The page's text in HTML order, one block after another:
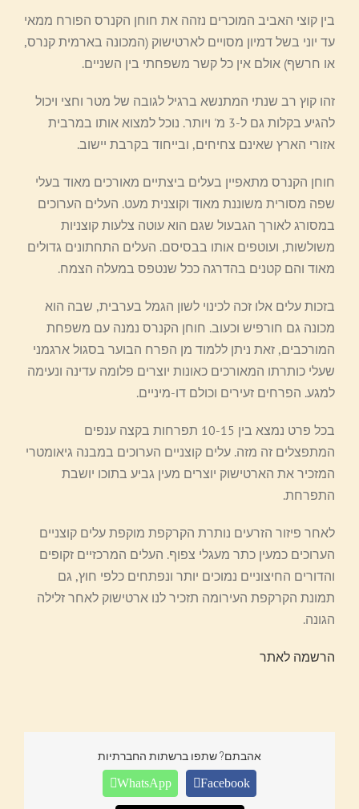
מוגדלת
בין קוצי האביב המוכרים נזהה את חוחן הקנרס הפורח ממאי
עד יוני בשל דמיון מסויים לארטישוק (המכונה בארמית קנרס,
או חרשף) אולם אין כל קשר משפחתי בין השניים.
זהו קוץ רב שנתי המתנשא ברגיל לגובה של מטר וחצי ויכול
להגיע בקלות גם ל-3 מ' ויותר. נוכל למצוא אותו במרבית
אזורי הארץ שאינם צחיחים, ובייחוד בקרבת יישוב.
חוחן הקנרס מתאפיין בעלים ביצתיים מאורכים מאוד בעלי
שפה מסורית משוננת מאוד וקוצנית מעט. העלים הערוכים
במסורג לאורך הגבעול שגם הוא עוטה צלעות קוצניות
משולשות, ועוטפים אותו בבסיסם. העלים התחתונים גדולים
מאוד והם קטנים בהדרגה ככל שנטפס במעלה הצמח.
בזכות עלים אלו זכה לכינוי לשון הגמל בערבית, שבה הוא
מכונה גם חורפיש וכעוב. חוחן הקנרס נמנה עם משפחת
המורכבים, זאת ניתן ללמוד מן הפרח הבוער בסגול ארגמני
שעלי כותרתו המאורכים כאונות יוצרים פלומה עדינה ונעימה
למגע. הפרחים זעירים וכולם דו-מיניים.
בכל פרט נמצא בין 10-15 תפרחות בקצה ענפים
המתפצלים זה מזה. עלים קוצניים הערוכים במבנה גיאומטרי
המזכיר את הארטישוק יוצרים מעין גביע בתוכו יושבת
התפרחת.
לאחר פיזור הזרעים נותרת הקרקפת מוקפת עלים קוצניים
הערוכים כמעין כתר מעגלי צפוף. העלים המרכזיים זקופים
והדורים החיצוניים נמוכים יותר ונפתחים כלפי חוץ, גם
תמונת הקרקפת העירומה תזכיר לנו ארטישוק לאחר זלילה
הגונה.
הרשמה לאתר
אהבתם? שתפו ברשתות החברתיות
Facebook
WhatsApp